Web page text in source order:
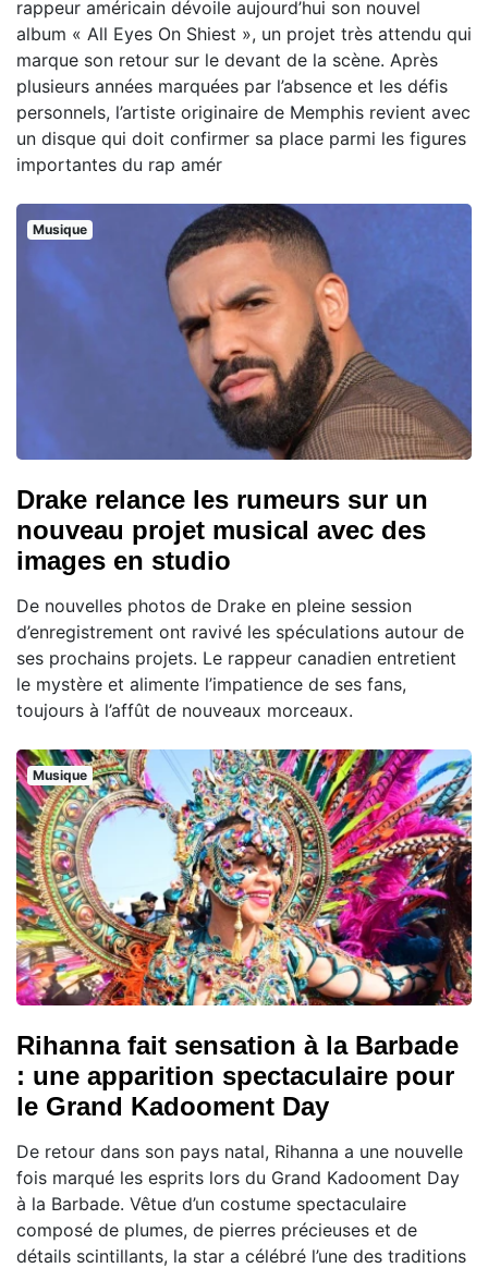
rappeur américain dévoile aujourd’hui son nouvel
album « All Eyes On Shiest », un projet très attendu qui
marque son retour sur le devant de la scène. Après
plusieurs années marquées par l’absence et les défis
personnels, l’artiste originaire de Memphis revient avec
un disque qui doit confirmer sa place parmi les figures
importantes du rap amér
Musique
Drake relance les rumeurs sur un
nouveau projet musical avec des
images en studio
De nouvelles photos de Drake en pleine session
d’enregistrement ont ravivé les spéculations autour de
ses prochains projets. Le rappeur canadien entretient
le mystère et alimente l’impatience de ses fans,
toujours à l’affût de nouveaux morceaux.
Musique
Rihanna fait sensation à la Barbade
: une apparition spectaculaire pour
le Grand Kadooment Day
De retour dans son pays natal, Rihanna a une nouvelle
fois marqué les esprits lors du Grand Kadooment Day
à la Barbade. Vêtue d’un costume spectaculaire
composé de plumes, de pierres précieuses et de
détails scintillants, la star a célébré l’une des traditions